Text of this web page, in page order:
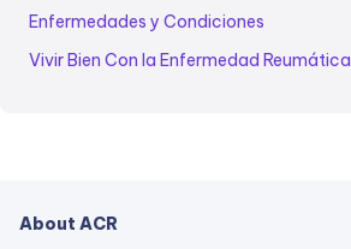
Enfermedades y Condiciones
Vivir Bien Con la Enfermedad Reumática
About ACR